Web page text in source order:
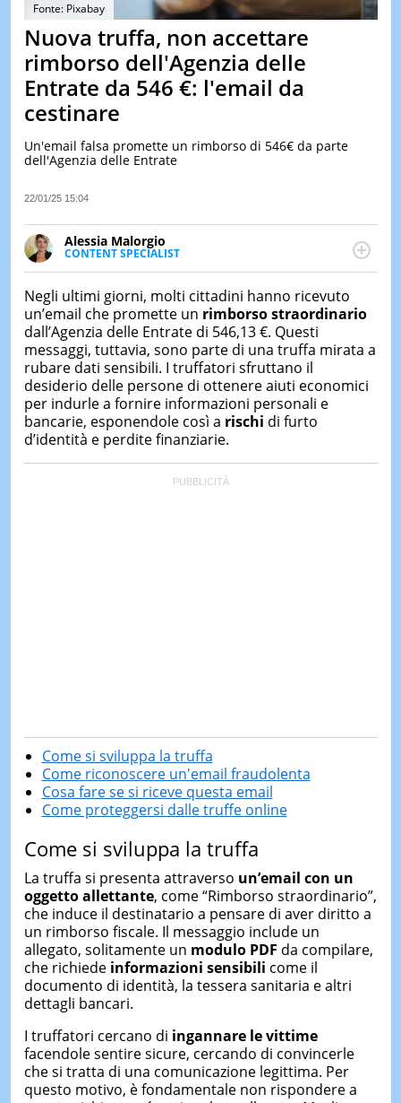
&
TEST
DI
Fonte: Pixabay
Nuova truffa, non accettare
rimborso dell'Agenzia delle
Entrate da 546 €: l'email da
cestinare
Un'email falsa promette un rimborso di 546€ da parte
dell'Agenzia delle Entrate
22/01/25 15:04
Alessia Malorgio
CONTENT SPECIALIST
Ha conseguito un Master in Marketing Management
occupa della creazione di contenuti in ottica SEO e
dello sviluppo di strategie marketing attraverso
canali digitali.
Negli ultimi giorni, molti cittadini hanno ricevuto
un’email che promette un rimborso straordinario
dall’Agenzia delle Entrate di 546,13 €. Questi
messaggi, tuttavia, sono parte di una truffa mirata a
rubare dati sensibili. I truffatori sfruttano il
desiderio delle persone di ottenere aiuti economici
per indurle a fornire informazioni personali e
bancarie, esponendole così a rischi di furto
d’identità e perdite finanziarie.
Come si sviluppa la truffa
Come riconoscere un'email fraudolenta
Cosa fare se si riceve questa email
Come proteggersi dalle truffe online
Come si sviluppa la truffa
La truffa si presenta attraverso un’email con un
oggetto allettante, come “Rimborso straordinario”,
che induce il destinatario a pensare di aver diritto a
un rimborso fiscale. Il messaggio include un
allegato, solitamente un modulo PDF da compilare,
che richiede informazioni sensibili come il
documento di identità, la tessera sanitaria e altri
dettagli bancari.
I truffatori cercano di ingannare le vittime
facendole sentire sicure, cercando di convincerle
che si tratta di una comunicazione legittima. Per
questo motivo, è fondamentale non rispondere a